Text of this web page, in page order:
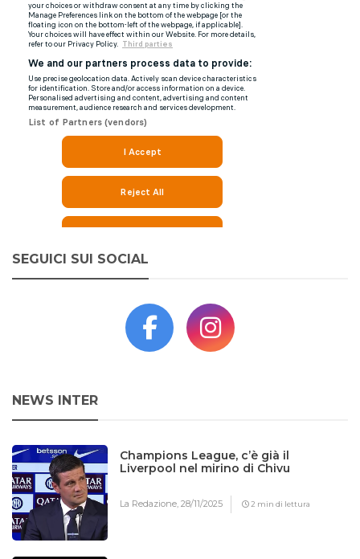
SEGUICI SUI SOCIAL
NEWS INTER
Champions League, c’è già il
Liverpool nel mirino di Chivu
La Redazione,28/11/2025 2 min di lettura